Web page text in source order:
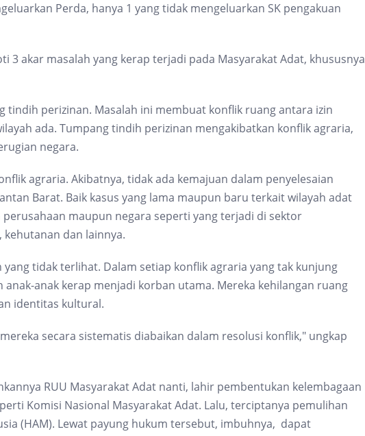
Perda, hanya 1 yang tidak mengeluarkan SK pengakuan
3 akar masalah yang kerap terjadi pada Masyarakat Adat, khususnya
tindih perizinan. Masalah ini membuat konflik ruang antara izin
ada. Tumpang tindih perizinan mengakibatkan konflik agraria,
negara.
agraria. Akibatnya, tidak ada kemajuan dalam penyelesaian
Barat. Baik kasus yang lama maupun baru terkait wilayah adat
maupun negara seperti yang terjadi di sektor
dan lainnya.
yang tidak terlihat. Dalam setiap konflik agraria yang tak kunjung
anak-anak kerap menjadi korban utama. Mereka kehilangan ruang
identitas kultural.
secara sistematis diabaikan dalam resolusi konflik," ungkap
RUU Masyarakat Adat nanti, lahir pembentukan kelembagaan
Komisi Nasional Masyarakat Adat. Lalu, terciptanya pemulihan
(HAM). Lewat payung hukum tersebut, imbuhnya, dapat